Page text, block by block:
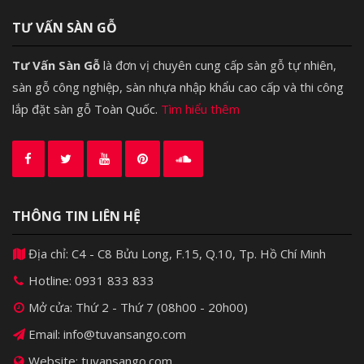
Skywood là thương hiệu gỗ nhựa ngoài trời cao cấp sản
soát chất lượng nghiêm ngặt. Hiện nay, nó đã có mặt ở
nhiều nơi trên thế giới và được tin dùng tại thị trường EU.
Ngoài việc đáp ứng được những yêu cầu cơ bản như siêu
chịu nước, chống phai màu do tác động của ánh sáng,
siêu chịu lực, Skywood còn có khả năng chống cháy, bề
mặt khi bị trầy xước, thiết kế tinh tế như gỗ thật. Nếu
TƯ VẤN SÀN GỖ
Tư Vấn Sàn Gỗ là đơn vị chuyên cung cấp sàn gỗ tự nhiên,
sàn gỗ công nghiệp, sàn nhựa nhập khẩu cao cấp và thi công
lắp đặt sàn gỗ Toàn Quốc. Tìm hiểu thêm
THÔNG TIN LIÊN HỆ
Địa chỉ: C4 - C8 Bửu Long, F.15, Q.10, Tp. Hồ Chí Minh
Hotline: 0931 833 833
Mở cửa: Thứ 2 - Thứ 7 (08h00 - 20h00)
Email: info@tuvansango.com